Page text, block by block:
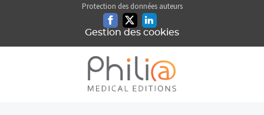
Protection des données auteurs
FacebookTwitterLinkedin
Gestion des cookies